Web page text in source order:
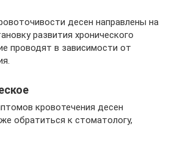
десен направлены на
развития хронического
проводят в зависимости от
кровотечения десен
обратиться к стоматологу,